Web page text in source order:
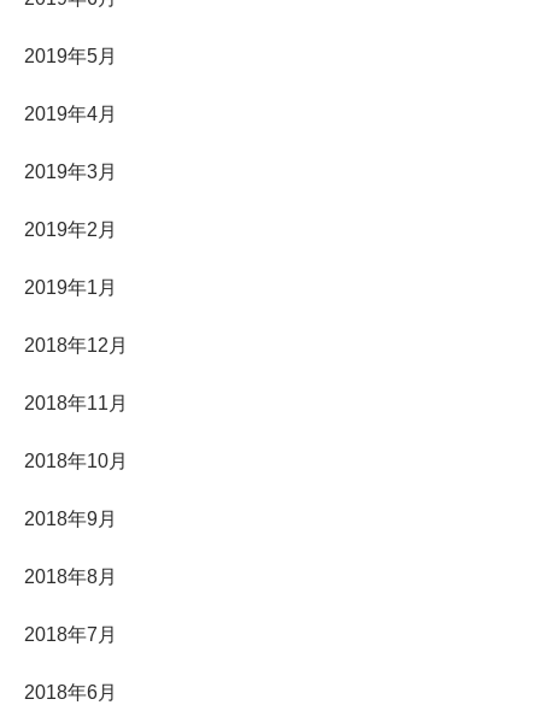
2019年5月
2019年4月
2019年3月
2019年2月
2019年1月
2018年12月
2018年11月
2018年10月
2018年9月
2018年8月
2018年7月
2018年6月